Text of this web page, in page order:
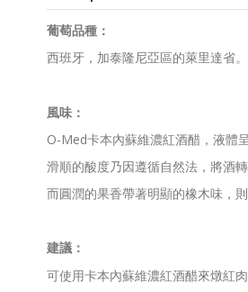
葡萄品種：
西班牙，加泰隆尼亞區的萊里達省。
風味：
O-Med卡本內蘇維濃紅酒醋，液體
滑順的酸度乃因遵循自然法，將酒轉
而圓潤的果香帶著明顯的橡木味，
建議：
可使用卡本內蘇維濃紅酒醋來燉紅